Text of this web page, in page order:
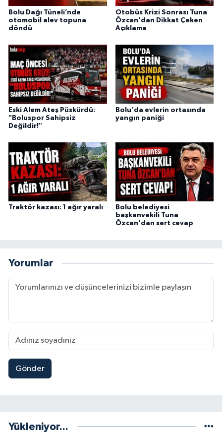
Bolu Dağı Tüneli’nde
otomobil alev topuna
döndü
Otobüs Krizi Sonrası Tuna
Özcan'dan Dikkat Çeken
Açıklama
Eski Alem Ateş Püskürdü:
"Boluspor Sahipsiz
Değildir!"
Bolu'da evlerin ortasında
yangın paniği
Traktör kazası: 1 ağır yaralı
Bolu belediyesi
başkanvekili Tuna
Özcan'dan sert cevap
Yorumlar
Gönder
Yükleniyor...